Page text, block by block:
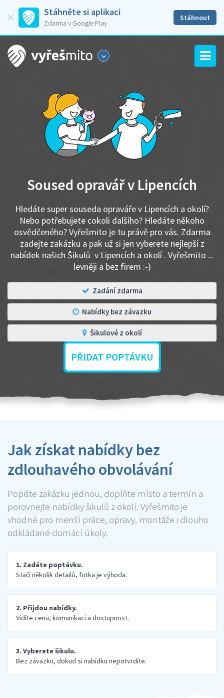
Stáhněte si aplikaci
Zdarma v Google Play
Stáhnout
Soused opravář v Lipencích
Hledáte super souseda opraváře v Lipencích a okolí?
Nebo potřebujete cokoli dalšího? Hledáte někoho
osvědčeného? Vyřešmito je tu právě pro vás. Zdarma
zadejte zakázku a pak už si jen vyberete nejlepší z
nabídek našich Šikulů v Lipencích a okolí . Vyřešmito ...
levněji a bez firem :-)
Zadání zdarma
Nabídky bez závazku
Šikulové z okolí
PŘIDAT POPTÁVKU
Jak získat nabídky bez
zdlouhavého obvolávání
Popište zakázku jednou, doplňte místo a termín a
porovnejte nabídky šikulů z okolí. Vyřešmito je
vhodné pro menší práce, opravy, montáže i dlouho
odkládané domácí úkoly.
1. Zadáte poptávku.
Stačí několik detailů, fotka je výhoda.
2. Přijdou nabídky.
Vidíte cenu, komunikaci a dostupnost.
3. Vyberete šikulu.
Bez závazku, dokud si nabídku nepotvrdíte.